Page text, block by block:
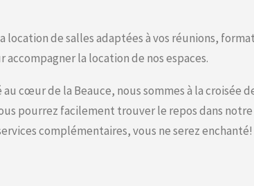
location de salles adaptées à vos réunions,
la location de nos espaces.
cœur de la Beauce, nous sommes à la croisée
pourrez facilement trouver le repos dans notre
complémentaires, vous ne serez enchanté!